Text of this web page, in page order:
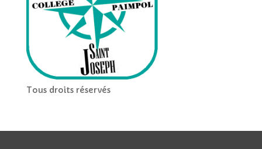
Tous droits réservés